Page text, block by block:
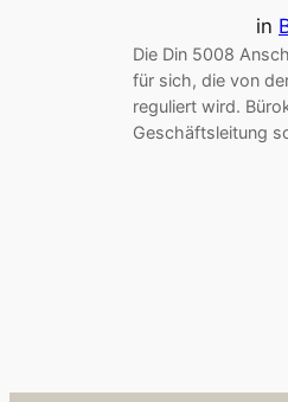
in
Die Din 5008
für sich, die von
reguliert wird.
Geschäftsleitung